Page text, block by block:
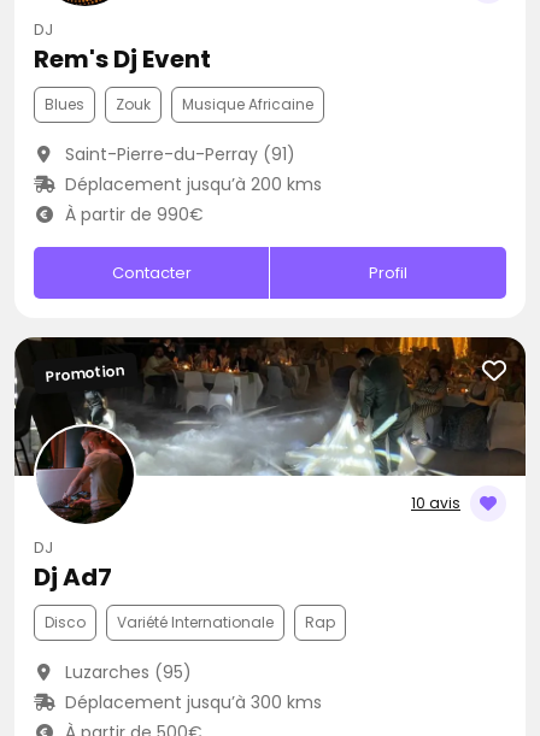
DJ
Rem's Dj Event
Blues Zouk Musique Africaine
Saint-Pierre-du-Perray (91)
Déplacement jusqu’à 200 kms
À partir de 990€
Contacter Profil
10 avis
Promotion
DJ
Dj Ad7
Disco Variété Internationale Rap
Luzarches (95)
Déplacement jusqu’à 300 kms